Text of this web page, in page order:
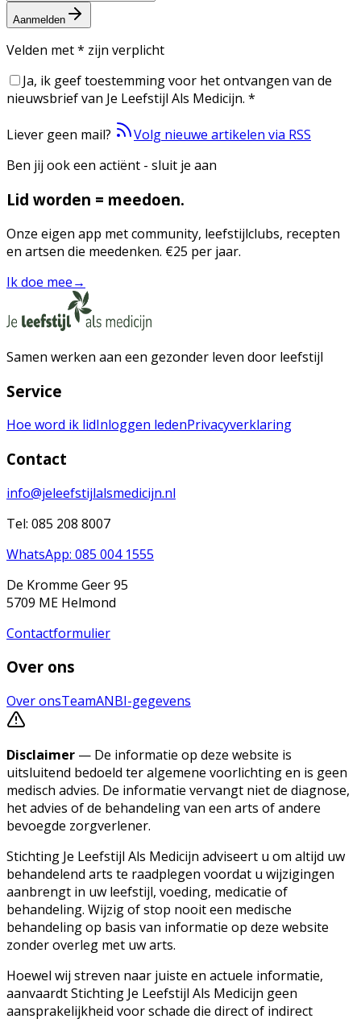
Aanmelden
Velden met* zijn verplicht
Ja, ik geef toestemming voor het ontvangen van de
nieuwsbrief van Je Leefstijl Als Medicijn. *
Liever geen mail?
Volg nieuwe artikelen via RSS
Ben jij ook een actiënt - sluit je aan
Lid worden = meedoen.
Onze eigen app met community, leefstijlclubs, recepten
en artsen die meedenken. €25 per jaar.
Ik doe mee→
Samen werken aan een gezonder leven door leefstijl
Service
Hoe word ik lidInloggen ledenPrivacyverklaring
Contact
info@jeleefstijlalsmedicijn.nl
Tel: 085 208 8007
WhatsApp: 085 004 1555
De Kromme Geer 95
5709 ME Helmond
Contactformulier
Over ons
Over onsTeamANBI-gegevens
Disclaimer — De informatie op deze website is
uitsluitend bedoeld ter algemene voorlichting en is geen
medisch advies. De informatie vervangt niet de diagnose,
het advies of de behandeling van een arts of andere
bevoegde zorgverlener.
Stichting Je Leefstijl Als Medicijn adviseert u om altijd uw
behandelend arts te raadplegen voordat u wijzigingen
aanbrengt in uw leefstijl, voeding, medicatie of
behandeling. Wijzig of stop nooit een medische
behandeling op basis van informatie op deze website
zonder overleg met uw arts.
Hoewel wij streven naar juiste en actuele informatie,
aanvaardt Stichting Je Leefstijl Als Medicijn geen
aansprakelijkheid voor schade die direct of indirect